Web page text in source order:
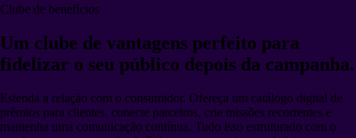
Clube de benefícios
Um clube de vantagens perfeito para
fidelizar o seu público depois da campanha.
Estenda a relação com o consumidor. Ofereça um catálogo digital de
prêmios para clientes, conecte parceiros, crie missões recorrentes e
mantenha uma comunicação contínua. Tudo isso estruturado com o